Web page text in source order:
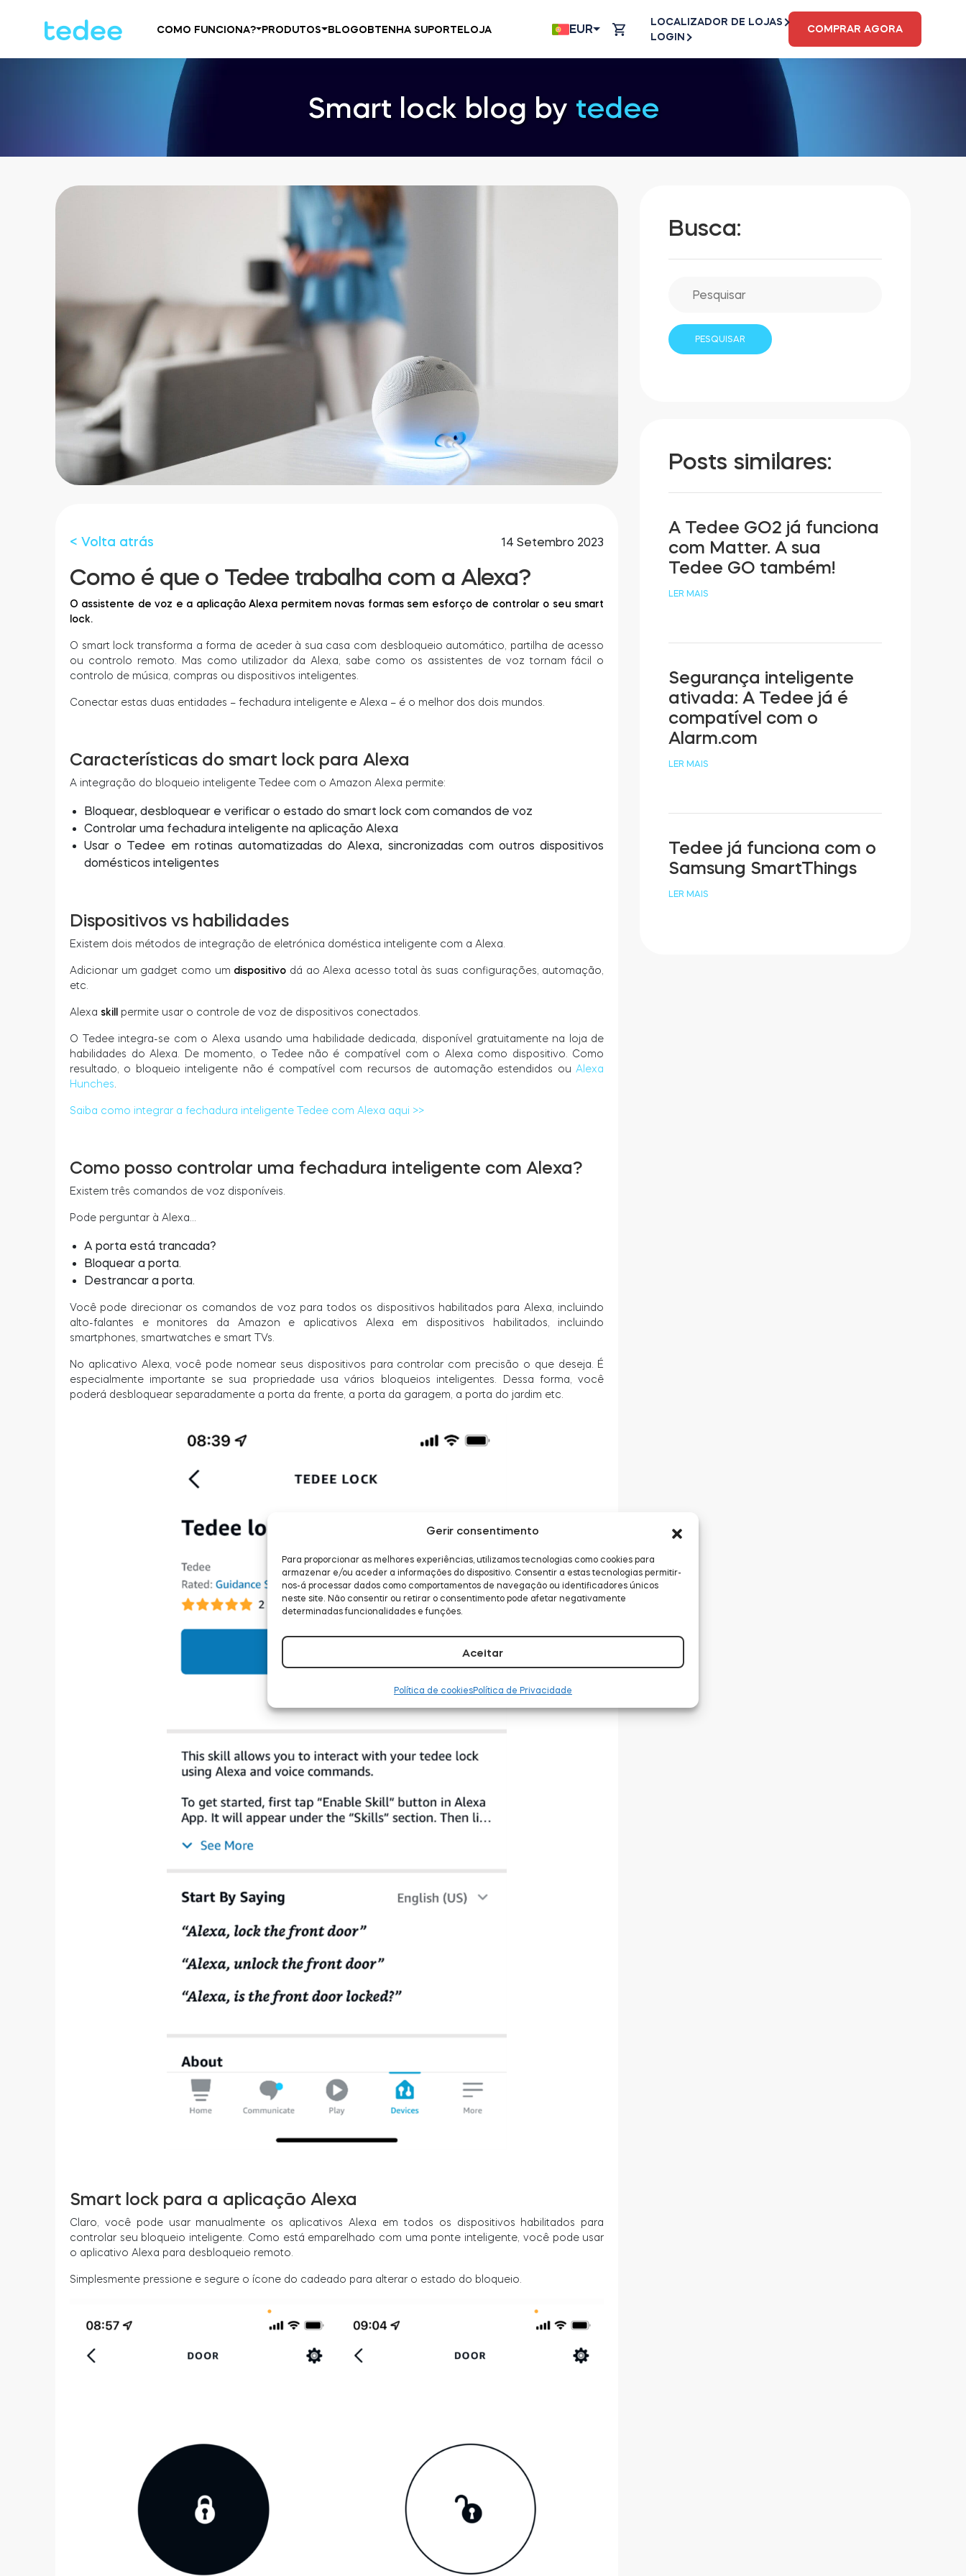
Gerir consentimento
Para proporcionar as melhores experiências, utilizamos tecnologias como cookies para
armazenar e/ou aceder a informações do dispositivo. Consentir a estas tecnologias permitir-
nos-á processar dados como comportamentos de navegação ou identificadores únicos
neste site. Não consentir ou retirar o consentimento pode afetar negativamente
determinadas funcionalidades e funções.
Aceitar
Política de cookiesPolítica de Privacidade
COMO FUNCIONA? PRODUTOS BLOGOBTENHA SUPORTELOJA EUR
LOCALIZADOR DE LOJAS
LOGIN
COMPRAR AGORA
Smart lock blog by tedee
< Volta atrás 14 Setembro 2023
Como é que o Tedee trabalha com a Alexa?
O assistente de voz e a aplicação Alexa permitem novas formas sem esforço de controlar o seu smart
lock.
O smart lock transforma a forma de aceder à sua casa com desbloqueio automático, partilha de acesso
ou controlo remoto. Mas como utilizador da Alexa, sabe como os assistentes de voz tornam fácil o
controlo de música, compras ou dispositivos inteligentes.
Conectar estas duas entidades – fechadura inteligente e Alexa – é o melhor dos dois mundos.
Características do smart lock para Alexa
A integração do bloqueio inteligente Tedee com o Amazon Alexa permite:
Bloquear, desbloquear e verificar o estado do smart lock com comandos de voz
Controlar uma fechadura inteligente na aplicação Alexa
Usar o Tedee em rotinas automatizadas do Alexa, sincronizadas com outros dispositivos
domésticos inteligentes
Dispositivos vs habilidades
Existem dois métodos de integração de eletrónica doméstica inteligente com a Alexa.
Adicionar um gadget como um dispositivo dá ao Alexa acesso total às suas configurações, automação,
etc.
Alexa skill permite usar o controle de voz de dispositivos conectados.
O Tedee integra-se com o Alexa usando uma habilidade dedicada, disponível gratuitamente na loja de
habilidades do Alexa. De momento, o Tedee não é compatível com o Alexa como dispositivo. Como
resultado, o bloqueio inteligente não é compatível com recursos de automação estendidos ou Alexa
Hunches
Saiba como integrar a fechadura inteligente Tedee com Alexa aqui >>
Como posso controlar uma fechadura inteligente com Alexa?
Existem três comandos de voz disponíveis.
Pode perguntar à Alexa…
A porta está trancada?
Bloquear a porta.
Destrancar a porta.
Você pode direcionar os comandos de voz para todos os dispositivos habilitados para Alexa, incluindo
alto-falantes e monitores da Amazon e aplicativos Alexa em dispositivos habilitados, incluindo
smartphones, smartwatches e smart TVs.
No aplicativo Alexa, você pode nomear seus dispositivos para controlar com precisão o que deseja. É
especialmente importante se sua propriedade usa vários bloqueios inteligentes. Dessa forma, você
poderá desbloquear separadamente a porta da frente, a porta da garagem, a porta do jardim etc.
Smart lock para a aplicação Alexa
Claro, você pode usar manualmente os aplicativos Alexa em todos os dispositivos habilitados para
controlar seu bloqueio inteligente. Como está emparelhado com uma ponte inteligente, você pode usar
o aplicativo Alexa para desbloqueio remoto.
Simplesmente pressione e segure o ícone do cadeado para alterar o estado do bloqueio.
Busca:
Posts similares:
A Tedee GO2 já funciona
com Matter. A sua
Tedee GO também!
LER MAIS
Segurança inteligente
ativada: A Tedee já é
compatível com o
Alarm.com
LER MAIS
Tedee já funciona com o
Samsung SmartThings
LER MAIS